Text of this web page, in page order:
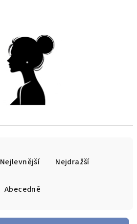
Nejlevnější Nejdražší
Abecedně